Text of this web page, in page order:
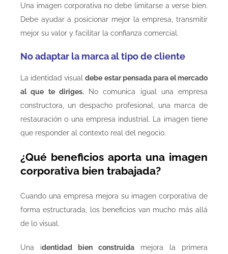
Una imagen corporativa no debe limitarse a verse bien.
Debe ayudar a posicionar mejor la empresa, transmitir
mejor su valor y facilitar la confianza comercial.
No adaptar la marca al tipo de cliente
La identidad visualdebe estar pensada para el mercado
al que te diriges.No comunica igual una empresa
constructora, un despacho profesional, una marca de
restauración o una empresa industrial. La imagen tiene
que responder al contexto real del negocio.
¿Qué beneficios aporta una imagen
corporativa bien trabajada?
Cuando una empresa mejora su imagen corporativa de
forma estructurada, los beneficios van mucho más allá
de lo visual.
Una identidad bien construida mejora la primera